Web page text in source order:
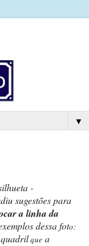
▼
-
sugestões para
a linha da
dessa foto:
que a